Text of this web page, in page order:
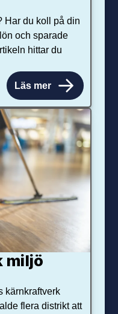
Har du koll på din
och sparade
hittar du
Läs mer
miljö
kärnkraftverk
flera distrikt att